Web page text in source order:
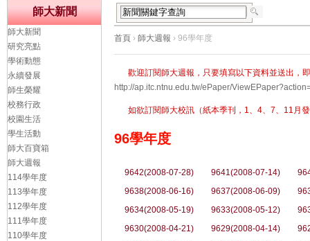
首頁 › 師大週報 › 96學年度
歡迎訂閱師大週報，只要填寫以下資料並送出，
http://ap.itc.ntnu.edu.tw/ePaper/
如欲訂閱師大校訊（紙本季刊，1、4、7、11月
96學年度
9642(2008-07-28) 9641(2008-07-14)
9638(2008-06-16)
9637(2008-06-09)
9634(2008-05-19)
9633(2008-05-12)
9630(2008-04-21)
9629(2008-04-14)
師大新聞
師大新聞
研究亮點
學術動態
永續發展
師生榮耀
校務行政
校園生活
學生活動
師大百寶箱
師大週報
114學年度
113學年度
112學年度
111學年度
110學年度